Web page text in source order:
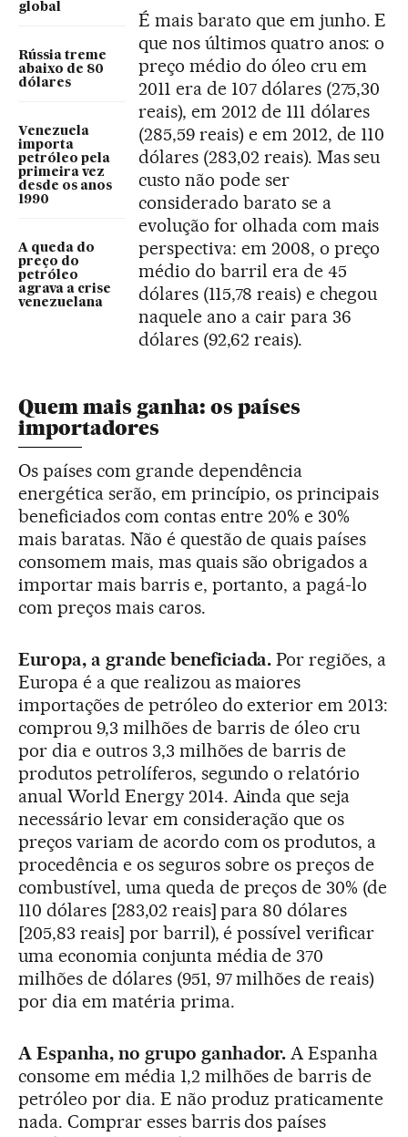
global
Rússia treme
abaixo de 80
dólares
Venezuela
importa
petróleo pela
primeira vez
desde os anos
1990
A queda do
preço do
petróleo
agrava a crise
venezuelana
É mais barato que em junho. E
que nos últimos quatro anos: o
preço médio do óleo cru em
2011 era de 107 dólares (275,30
reais), em 2012 de 111 dólares
(285,59 reais) e em 2012, de 110
dólares (283,02 reais). Mas seu
custo não pode ser
considerado barato se a
evolução for olhada com mais
perspectiva: em 2008, o preço
médio do barril era de 45
dólares (115,78 reais) e chegou
naquele ano a cair para 36
dólares (92,62 reais).
Quem mais ganha: os países
importadores
Os países com grande dependência
energética serão, em princípio, os principais
beneficiados com contas entre 20% e 30%
mais baratas. Não é questão de quais países
consomem mais, mas quais são obrigados a
importar mais barris e, portanto, a pagá-lo
com preços mais caros.
Europa, a grande beneficiada. Por regiões, a
Europa é a que realizou as maiores
importações de petróleo do exterior em 2013:
comprou 9,3 milhões de barris de óleo cru
por dia e outros 3,3 milhões de barris de
produtos petrolíferos, segundo o relatório
anual World Energy 2014. Ainda que seja
necessário levar em consideração que os
preços variam de acordo com os produtos, a
procedência e os seguros sobre os preços de
combustível, uma queda de preços de 30% (de
110 dólares [283,02 reais] para 80 dólares
[205,83 reais] por barril), é possível verificar
uma economia conjunta média de 370
milhões de dólares (951, 97 milhões de reais)
por dia em matéria prima.
A Espanha, no grupo ganhador. A Espanha
consome em média 1,2 milhões de barris de
petróleo por dia. E não produz praticamente
nada. Comprar esses barris dos países